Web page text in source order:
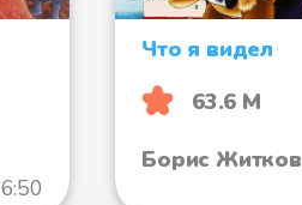
Что я видел
63.6 М
Борис Житков